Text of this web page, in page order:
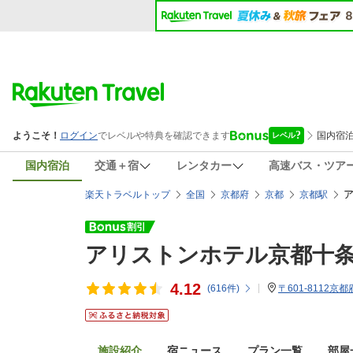
国内宿泊 交通＋宿 レンタカー 高速バス・ツア
楽天トラベルトップ 全国 京都府 京都 京都駅
アリストンホテル京都十
4.12 (616件) 〒601-8112京都